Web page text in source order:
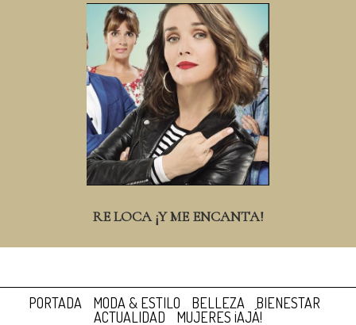
RE LOCA ¡Y ME ENCANTA!
PORTADA MODA & ESTILO BELLEZA
BIENESTAR
ACTUALIDAD
MUJERES ¡AJÁ!